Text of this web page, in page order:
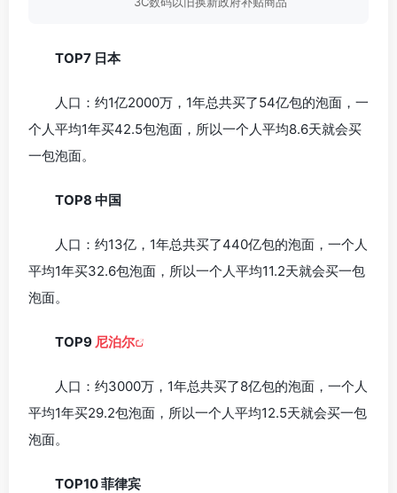
TOP7 日本
人口：约1亿2000万，1年总共买了54亿包的泡面，一
个人平均1年买42.5包泡面，所以一个人平均8.6天就会买
一包泡面。
TOP8 中国
人口：约13亿，1年总共买了440亿包的泡面，一个人
平均1年买32.6包泡面，所以一个人平均11.2天就会买一包
泡面。
TOP9 尼泊尔
人口：约3000万，1年总共买了8亿包的泡面，一个人
平均1年买29.2包泡面，所以一个人平均12.5天就会买一包
泡面。
TOP10 菲律宾